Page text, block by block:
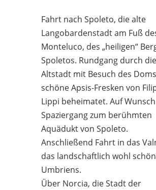
Fahrt nach Spoleto, die alte
Langobardenstadt am Fuß
Monteluco, des „heiligen“
Spoletos. Rundgang durch die
Altstadt mit Besuch des
schöne Apsis-Fresken von
Lippi beheimatet. Auf
Spaziergang zum berühmten
Aquädukt von Spoleto.
Anschließend Fahrt in das
das landschaftlich wohl
Umbriens.
Über Norcia, die Stadt der